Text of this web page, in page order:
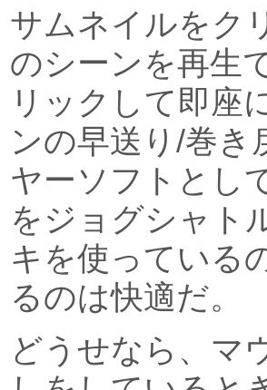
サムネイルをク
のシーンを再生
リックして即座
ンの早送り/巻き
ヤーソフトとし
をジョグシャト
キを使っている
るのは快適だ。
どうせなら、マ